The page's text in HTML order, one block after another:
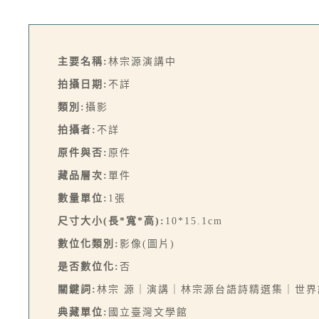
主要名稱: 林宗源演講中
拍攝日期: 不詳
類別: 攝影
拍攝者: 不詳
原件與否: 原件
藏品層次: 單件
數量單位: 1張
尺寸大小(長*寬*高): 10*15.1cm
數位化類別: 影像(圖片)
是否數位化: 否
關鍵詞: 林宗 源｜演講｜林宗源台語詩精選集｜世
典藏單位: 國立臺灣文學館